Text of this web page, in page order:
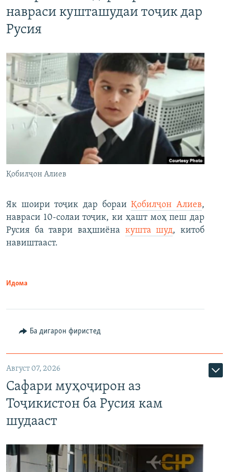
навраси кушташудаи тоҷик дар
Русия
Қобилҷон Алиев
Як шоири тоҷик дар бораиҚобилҷон Алиев,
навраси 10-солаи тоҷик, ки ҳашт моҳ пеш дар
Русия ба таври ваҳшиёна кушта шуд, китоб
навиштааст.
Идома
Ба дигарон фиристед
Август 07, 2026
Сафари муҳоҷирон аз
Тоҷикистон ба Русия кам
шудааст